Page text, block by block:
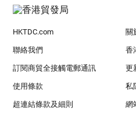
HKTDC.com 關
聯絡我們 香
訂閱商貿全接觸電郵通訊 更
使用條款 私
超連結條款及細則 網